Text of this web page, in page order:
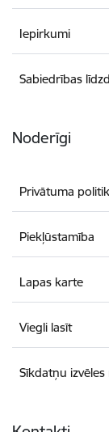
Iepirkumi
Sabiedrības
Noderīgi
Privātuma
Piekļūstamība
Lapas karte
Viegli lasīt
Sīkdatņu izvēles